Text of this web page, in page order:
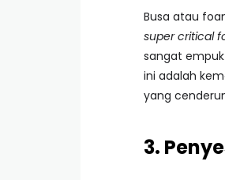
Busa atau
super critical
sangat
ini adalah
yang
3.